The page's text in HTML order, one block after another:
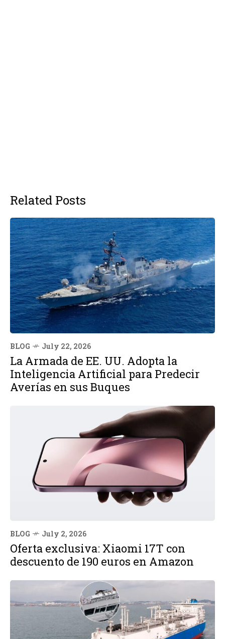
Related Posts
BLOG July 22, 2026
La Armada de EE. UU. Adopta la
Inteligencia Artificial para Predecir
Averías en sus Buques
BLOG July 2, 2026
Oferta exclusiva: Xiaomi 17T con
descuento de 190 euros en Amazon